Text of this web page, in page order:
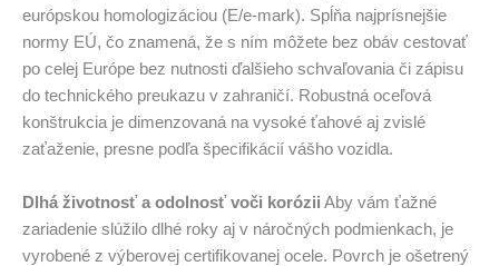
európskou homologizáciou (E/e-mark). Spĺňa najprísnejšie
normy EÚ, čo znamená, že s ním môžete bez obáv cestovať
po celej Európe bez nutnosti ďalšieho schvaľovania či zápisu
do technického preukazu v zahraničí. Robustná oceľová
konštrukcia je dimenzovaná na vysoké ťahové aj zvislé
zaťaženie, presne podľa špecifikácií vášho vozidla.
Dlhá životnosť a odolnosť voči korózii Aby vám ťažné
zariadenie slúžilo dlhé roky aj v náročných podmienkach, je
vyrobené z výberovej certifikovanej ocele. Povrch je ošetrený